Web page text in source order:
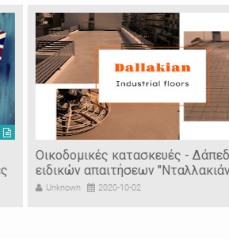
Οικοδομικές κατασκευές - Δάπεδα
ειδικών απαιτήσεων "Νταλλακιάν"
Unknown 2020-10-02